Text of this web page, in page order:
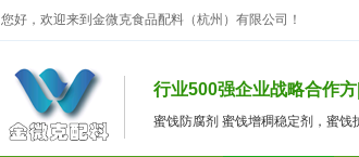
您好，欢迎来到金微克食品配料（杭州）有限公司！
行业500强企业战略合作
蜜饯防腐剂 蜜饯增稠稳定剂，蜜饯